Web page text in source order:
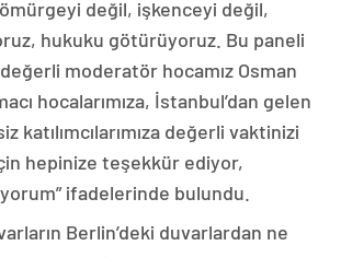
değil, işkenceyi değil,
hukuku götürüyoruz. Bu paneli
moderatör hocamız Osman
hocalarımıza, İstanbul’dan gelen
katılımcılarımıza değerli vaktinizi
için hepinize teşekkür ediyor,
ifadelerinde bulundu.
Berlin’deki duvarlardan ne